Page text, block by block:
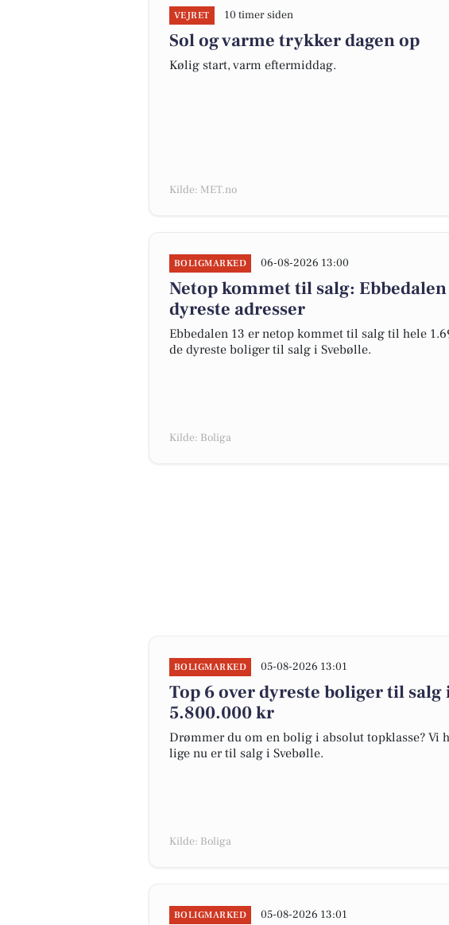
VEJRET 10 timer siden
Sol og varme trykker dagen op
Kølig start, varm eftermiddag.
Kilde: MET.no
BOLIGMARKED 06-08-2026 13:00
Netop kommet til salg: Ebbedalen
dyreste adresser
Ebbedalen 13 er netop kommet til salg til hele
de dyreste boliger til salg i Svebølle.
Kilde: Boliga
BOLIGMARKED 05-08-2026 13:01
Top 6 over dyreste boliger til
5.800.000 kr
Drømmer du om en bolig i absolut topklasse? Vi
lige nu er til salg i Svebølle.
Kilde: Boliga
BOLIGMARKED 05-08-2026 13:01